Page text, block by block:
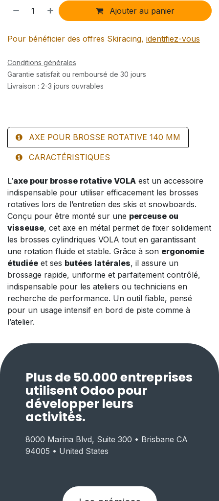
Ajouter au panier
Pour bénéficier des offres Skiracing, identifiez-vous
Conditions générales
Garantie satisfait ou remboursé de 30 jours
Livraison : 2-3 jours ouvrables
AXE POUR BROSSE ROTATIVE 140 MM
CARACTÉRISTIQUES
L’axe pour brosse rotative VOLA est un accessoire
indispensable pour utiliser efficacement les brosses
rotatives lors de l’entretien des skis et snowboards.
Conçu pour être monté sur une perceuse ou
visseuse, cet axe en métal permet de fixer solidement
les brosses cylindriques VOLA tout en garantissant
une rotation fluide et stable. Grâce à son ergonomie
étudiée et ses butées latérales, il assure un
brossage rapide, uniforme et parfaitement contrôlé,
indispensable pour les ateliers ou techniciens en
recherche de performance. Un outil fiable, pensé
pour un usage intensif en bord de piste comme à
l’atelier.
Plus de 50.000 entreprises
utilisent Odoo pour
développer leurs
activités.
8000 Marina Blvd, Suite 300 • Brisbane CA
94005 • United States